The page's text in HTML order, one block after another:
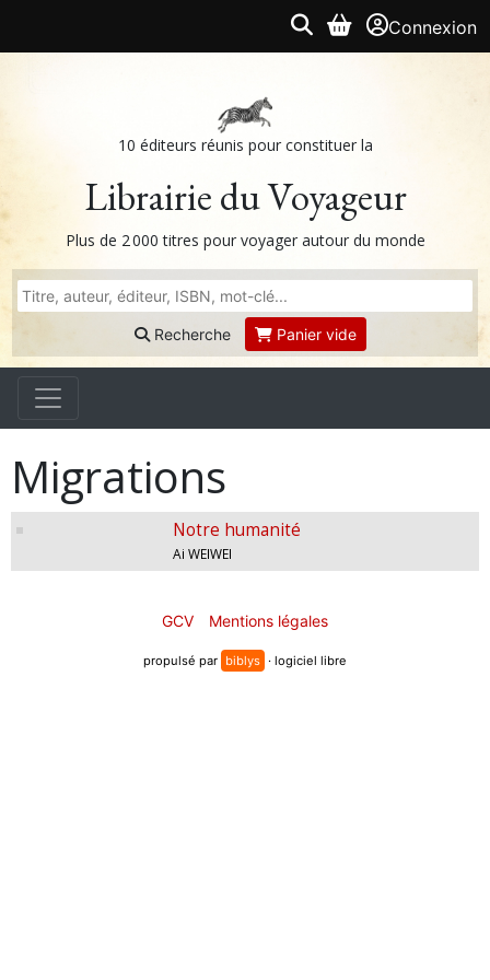
Connexion
10 éditeurs réunis pour constituer la
Librairie du Voyageur
Plus de 2 000 titres pour voyager autour du monde
Recherche Panier vide
Migrations
Notre humanité
Ai WEIWEI
GCV Mentions légales
propulsé par biblys · logiciel libre